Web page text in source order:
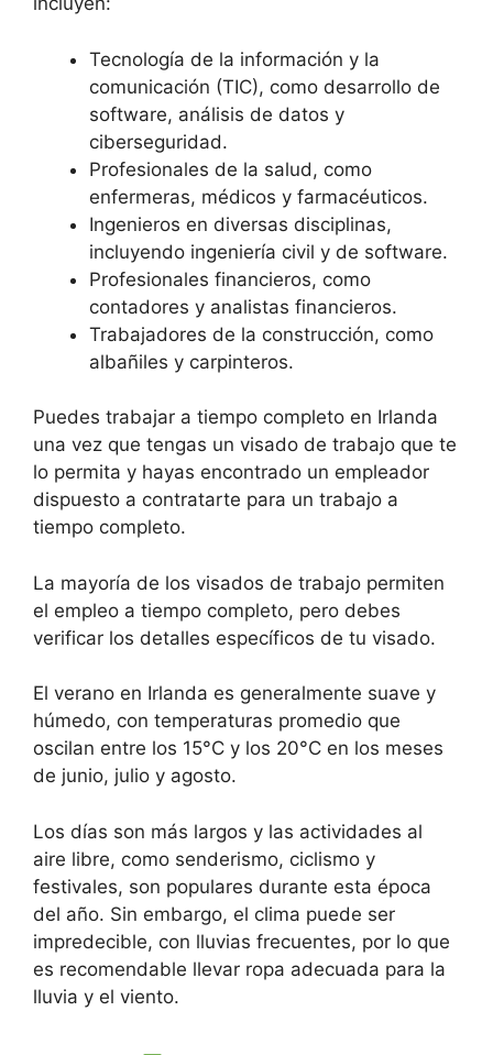
Tecnología de la información y la
comunicación (TIC), como desarrollo de
software, análisis de datos y
ciberseguridad.
Profesionales de la salud, como
enfermeras, médicos y farmacéuticos.
Ingenieros en diversas disciplinas,
incluyendo ingeniería civil y de software.
Profesionales financieros, como
contadores y analistas financieros.
Trabajadores de la construcción, como
albañiles y carpinteros.
Puedes trabajar a tiempo completo en Irlanda
una vez que tengas un visado de trabajo que te
lo permita y hayas encontrado un empleador
dispuesto a contratarte para un trabajo a
tiempo completo.
La mayoría de los visados de trabajo permiten
el empleo a tiempo completo, pero debes
verificar los detalles específicos de tu visado.
El verano en Irlanda es generalmente suave y
húmedo, con temperaturas promedio que
oscilan entre los 15°C y los 20°C en los meses
de junio, julio y agosto.
Los días son más largos y las actividades al
aire libre, como senderismo, ciclismo y
festivales, son populares durante esta época
del año. Sin embargo, el clima puede ser
impredecible, con lluvias frecuentes, por lo que
es recomendable llevar ropa adecuada para la
lluvia y el viento.